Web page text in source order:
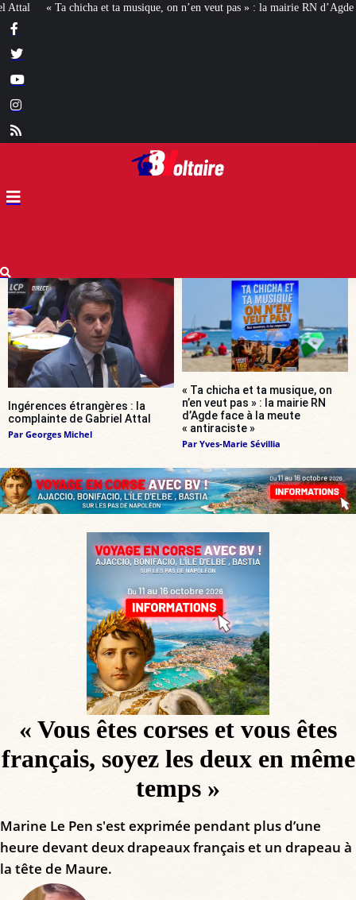
n’en veut pas » : la mairie RN d’Agde face à la meute « antiraciste » La
Ingérences étrangères : la
complainte de Gabriel Attal
Par Georges Michel
« Ta chicha et ta musique, on
n’en veut pas » : la mairie RN
d’Agde face à la meute
« antiraciste »
Par Yves-Marie Sévillia
« Vous êtes corses et vous êtes
français, soyez les deux en même
temps »
Marine Le Pen s'est exprimée pendant plus d’une
heure devant deux drapeaux français et un drapeau à
la tête de Maure.